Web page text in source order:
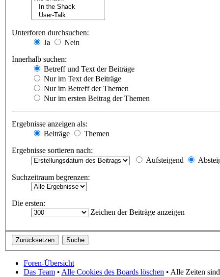
Unterforen durchsuchen:
Ja
Nein
Innerhalb suchen:
Betreff und Text der Beiträge
Nur im Text der Beiträge
Nur im Betreff der Themen
Nur im ersten Beitrag der Themen
Ergebnisse anzeigen als:
Beiträge
Themen
Ergebnisse sortieren nach:
Aufsteigend
Suchzeitraum begrenzen:
Die ersten:
Zeichen der Beiträge anzeigen
Foren-Übersicht
Das Team • Alle Cookies des Boards löschen • Alle Zeiten